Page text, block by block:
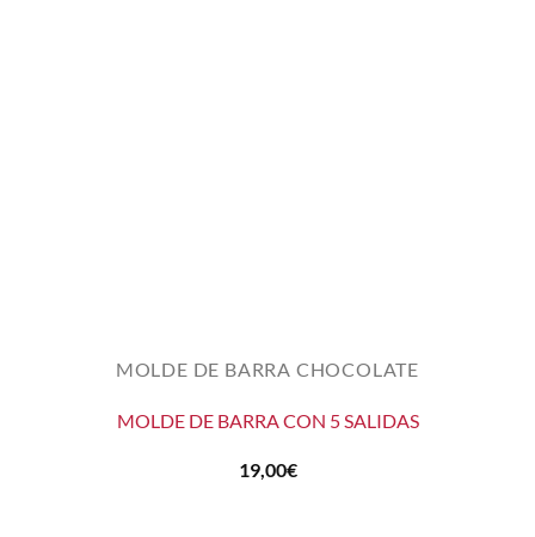
MOLDE DE BARRA CHOCOLATE
MOLDE DE BARRA CON 5 SALIDAS
19,00€